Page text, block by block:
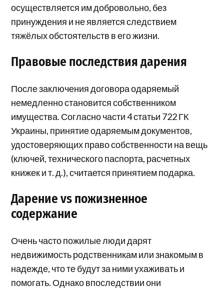
осуществляется им добровольно, без
принуждения и не является следствием
тяжёлых обстоятельств в его жизни.
Правовые последствия дарения
После заключения договора одаряемый
немедленно становится собственником
имущества. Согласно части 4 статьи 722 ГК
Украины, принятие одаряемым документов,
удостоверяющих право собственности на вещь
(ключей, технического паспорта, расчетных
книжек и т. д.), считается принятием подарка.
Дарение vs пожизненное
содержание
Очень часто пожилые люди дарят
недвижимость родственникам или знакомым в
надежде, что те будут за ними ухаживать и
помогать. Однако впоследствии они